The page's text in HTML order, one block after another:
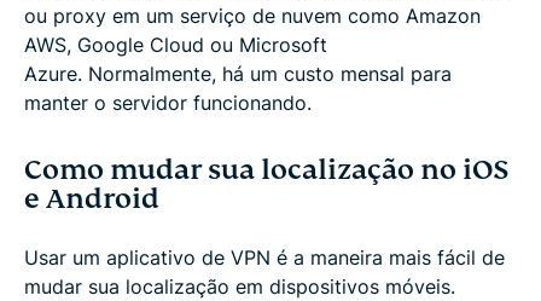
ou proxy em um serviço de nuvem como Amazon
AWS, Google Cloud ou Microsoft
Azure. Normalmente, há um custo mensal para
manter o servidor funcionando.
Como mudar sua localização no iOS
e Android
Usar um aplicativo de VPN é a maneira mais fácil de
mudar sua localização em dispositivos móveis.